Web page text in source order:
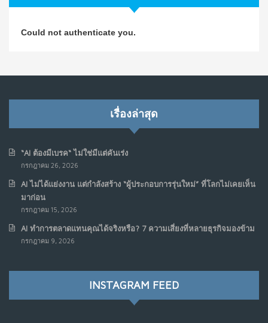
Koe ในแบบอาจารย์บอม
รัฐอาจเป็นจุดเริ่มต้นของ “ขบวนการประท้วงดิจิทัล” ครั้งใหม่
6
7
เมื่อรัฐบาลเริ่มคิดแบบแพลตฟอร์ม : AI กำลังเปลี่ยนรัฐ
ราชการไปตลอดกาล
NO COMMENTS
เมื่อโลกออนไลน์ กลายเป็น“ศาลเตี้ย”
Could not authenticate you.
เรื่องล่าสุด
“AI ต้องมีเบรค“ ไม่ใช่มีแต่คันเร่ง
กรกฎาคม 26, 2026
AI ไม่ได้แย่งงาน แต่กำลังสร้าง “ผู้ประกอบการรุ่นใหม่” ที่โลกไม่เคยเห็น
มาก่อน
กรกฎาคม 15, 2026
AI ทำการตลาดแทนคุณได้จริงหรือ? 7 ความเสี่ยงที่หลายธุรกิจมองข้าม
กรกฎาคม 9, 2026
INSTAGRAM FEED